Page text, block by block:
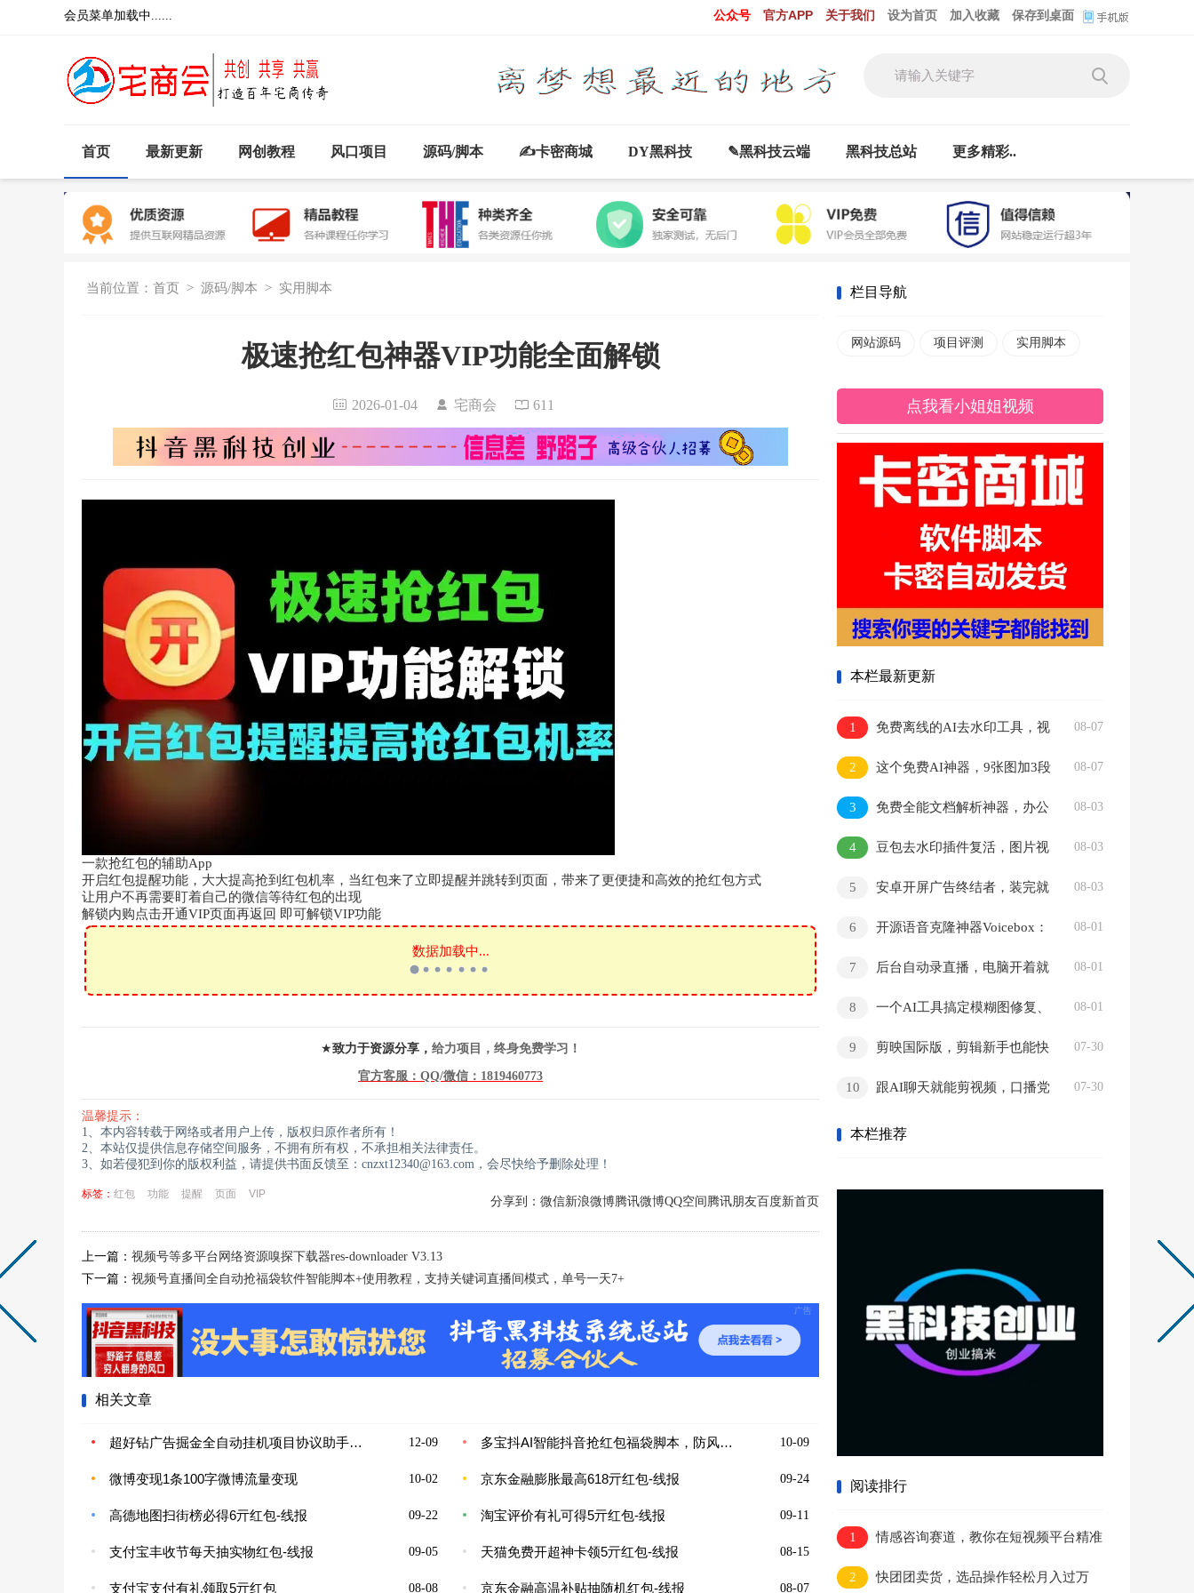
会员菜单加载中...... 公众号 官方APP 关于我们 设为首页 加入收藏 保存到桌面
首页 最新更新 网创教程 风口项目 源码/脚本 ✍卡密商城 DY黑科技 ✎黑科技云端 黑科技总站 更多精彩..
当前位置： 首页 > 源码/脚本 > 实用脚本
极速抢红包神器VIP功能全面解锁
2026-01-04 宅商会 611
一款抢红包的辅助App
开启红包提醒功能，大大提高抢到红包机率，当红包来了立即提醒并跳转到页面，带来了更便捷和高效的抢红包方式
让用户不再需要盯着自己的微信等待红包的出现
解锁内购点击开通VIP页面再返回 即可解锁VIP功能
数据加载中...
★致力于资源分享， 给力项目，终身免费学习！
官方客服：QQ/微信： 1819460773
温馨提示：
1、本内容转载于网络或者用户上传，版权归原作者所有！
2、本站仅提供信息存储空间服务，不拥有所有权，不承担相关法律责任。
3、如若侵犯到你的版权利益，请提供书面反馈至：cnzxt12340@163.com，会尽快给予删除处理！
标签： 红包 功能 提醒 页面 VIP
分享到： 微信新浪微博腾讯微博QQ空间 腾讯朋友百度新首页
上一篇： 视频号等多平台网络资源嗅探下载器res-downloader V3.13
下一篇： 视频号直播间全自动抢福袋软件智能脚本+使用教程，支持关键词直播间模式，单号一天7+
相关文章
12-09
超好钻广告掘金全自动挂机项目协议助手+使用教程，账号矩阵每日随机红包单号3+ 10-09
多宝抖AI智能抖音抢红包福袋脚本，防风控单机一天10+
10-02
微博变现1条100字微博流量变现 09-24
京东金融膨胀最高618亓红包-线报
09-22
高德地图扫街榜必得6亓红包-线报 09-11
淘宝评价有礼可得5亓红包-线报
09-05
支付宝丰收节每天抽实物红包-线报 08-15
天猫免费开超神卡领5亓红包-线报
08-08
支付宝支付有礼领取5亓红包 08-07
京东金融高温补贴抽随机红包-线报
栏目导航
网站源码 项目评测 实用脚本
点我看小姐姐视频
本栏最新更新
08-07
1
免费离线的AI去水印工具，视
频图片都能批量搞
08-07
2
这个免费AI神器，9张图加3段
音频直接变10秒大片
08-03
3
免费全能文档解析神器，办公
格式一网打尽
08-03
4
豆包去水印插件复活，图片视
08-03
5
安卓开屏广告终结者，装完就
08-01
6
开源语音克隆神器Voicebox：
08-01
7
后台自动录直播，电脑开着就
08-01
8
一个AI工具搞定模糊图修复、
07-30
9
剪映国际版，剪辑新手也能快
07-30
10
跟AI聊天就能剪视频，口播党
本栏推荐
阅读排行
1
情感咨询赛道，教你在短视频平台精准
引流获客
2
快团团卖货，选品操作轻松月入过万